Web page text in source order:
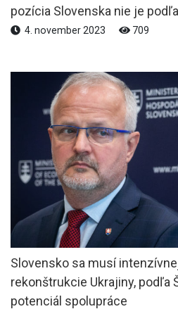
pozícia Slovenska nie je
4. november 2023 709
Slovensko sa musí
rekonštrukcie Ukrajiny, podľa
potenciál spolupráce